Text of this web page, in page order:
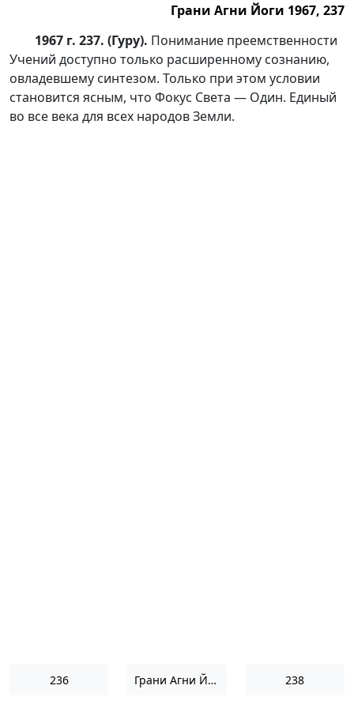
Грани Агни Йоги 1967, 237
1967 г. 237. (Гуру). Понимание преемственности
Учений доступно только расширенному сознанию,
овладевшему синтезом. Только при этом условии
становится ясным, что Фокус Света — Один. Единый
во все века для всех народов Земли.
236 Грани Агни Йоги 1967 238